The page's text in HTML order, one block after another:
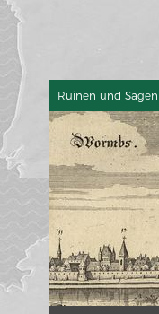
Ruinen und Sagen